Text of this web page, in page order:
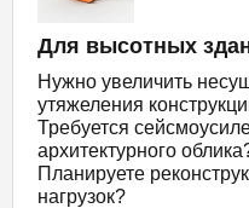
Для высотных
Нужно увеличить
утяжеления
Требуется
архитектурного
Планируете
нагрузок?